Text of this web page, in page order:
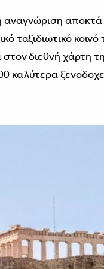
αναγνώριση
ταξιδιωτικό
διεθνή χάρτη
καλύτερα